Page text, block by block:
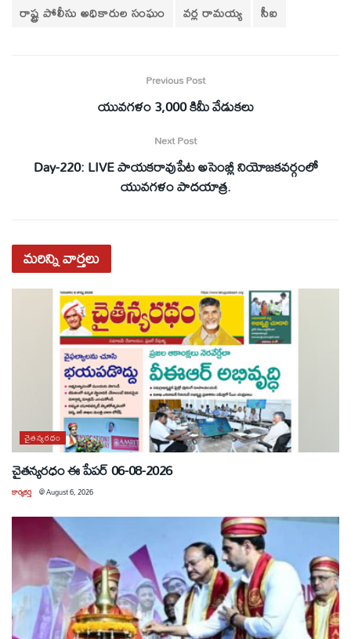
రాష్ట్ర పోలీసు అధికారుల సంఘం
వర్ల రామయ్య సీఐ
Previous Post
యువగళం 3,000 కిమీ వేడుకలు
Next Post
Day-220: LIVE పాయకరావుపేట అసెంబ్లీ నియోజకవర్గంలో
యువగళం పాదయాత్ర.
మరిన్నివార్తలు
చైతన్యరధం
చైతన్యరధం ఈ పేపర్ 06-08-2026
కార్యకర్త @August 6, 2026